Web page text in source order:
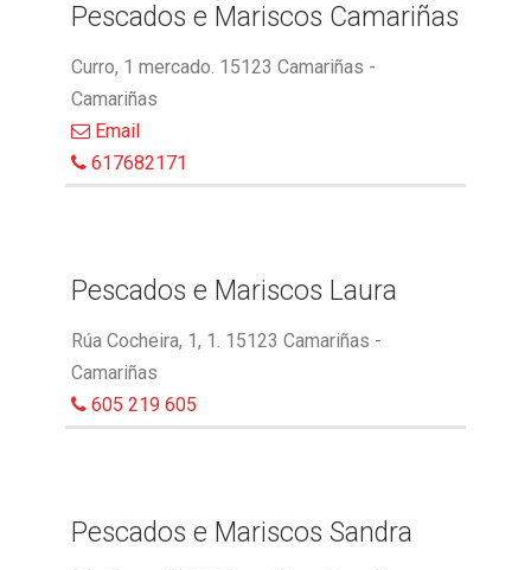
Pescados e Mariscos Camariñas
Curro, 1 mercado. 15123 Camariñas -
Camariñas
Email
617682171
Pescados e Mariscos Laura
Rúa Cocheira, 1, 1. 15123 Camariñas -
Camariñas
605 219 605
Pescados e Mariscos Sandra